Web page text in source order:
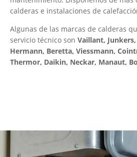
calderas e instalaciones de
Algunas de las marcas de calderas
servicio técnico son Vaillant,
Hermann, Beretta, Viessmann,
Thermor, Daikin, Neckar, Manaut,